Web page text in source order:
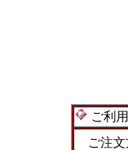
ご利
ご注